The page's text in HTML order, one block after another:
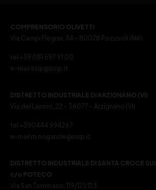
COMPRENSORIO OLIVETTI
Via Campi Flegrei, 34 – 80078 Pozzuoli (NA)
tel +39 081 597 91 00
e-mail ssip@ssip.it
DISTRETTO INDUSTRIALE DI ARZIGNANO (VI)
Via del Lavoro, 22 – 36077 – Arzignano (VI)
tel +390444 994267
e-mail m.nogarole@ssip.it
DISTRETTO INDUSTRIALE DI SANTA CROCE
c/o POTECO
Via San Tommaso, 119/121/123